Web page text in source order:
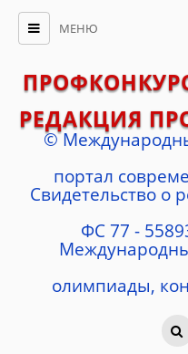
МЕНЮ
РЕДАКЦИЯ
©
портал
Cвидетельство
ФС 77 -
олимпиады,